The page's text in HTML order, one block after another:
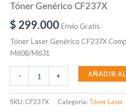
Tóner Genérico CF237X
$ 299.000 Envío Gratis
Tóner Laser Genérico CF237X
M608/M631
- + AÑADIR
SKU: CF237X Categoría: Tóner Laser